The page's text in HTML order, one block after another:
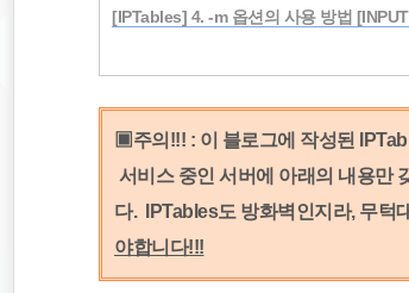
[IPTables] 4. -m 옵션의 사용 방법
▣주의!!! : 이 블로그에 작성된
서비스 중인 서버에 아래의 내용만
다.
IPTables도 방화벽인지라, 무
야합니다!!!